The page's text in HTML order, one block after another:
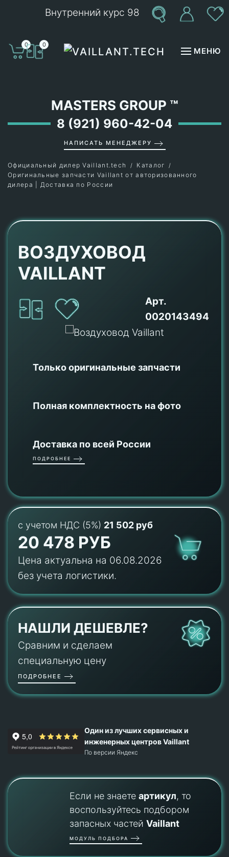
Внутренний курс 98
0 0
МЕНЮ
MASTERS GROUP ™
8 (921) 960-42-04
НАПИСАТЬ МЕНЕДЖЕРУ
Официальный дилер Vaillant.tech
Каталог
Оригинальные запчасти Vaillant от авторизованного
дилера | Доставка по России
ВОЗДУХОВОД
VAILLANT
Арт.
0020143494
Только оригинальные запчасти
Полная комплектность на фото
Доставка по всей России
ПОДРОБНЕЕ
с учетом НДС (5%) 21 502 руб
20 478 РУБ
Цена актуальна на 06.08.2026
без учета логистики.
НАШЛИ ДЕШЕВЛЕ?
Сравним и сделаем
специальную цену
ПОДРОБНЕЕ
Один из лучших сервисных и
инженерных центров Vaillant
По версии Яндекс
Если не знаете артикул, то
воспользуйтесь подбором
запасных частей Vaillant
МОДУЛЬ ПОДБОРА